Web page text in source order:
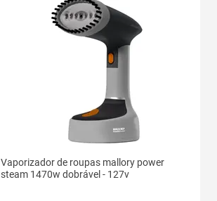
Vaporizador de roupas mallory power
steam 1470w dobrável - 127v